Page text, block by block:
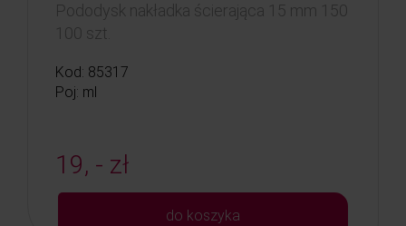
Pododysk nakładka ścierająca 15 mm 150
100 szt.
Kod: 85317
Poj: ml
19, - zł
do koszyka